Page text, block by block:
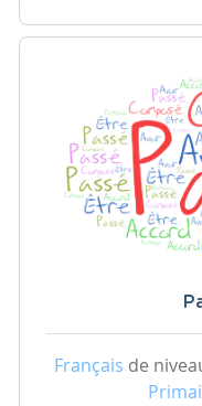
Français de